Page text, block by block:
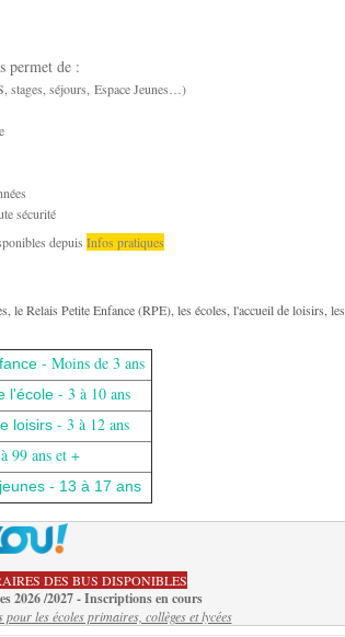
permet de :
stages, séjours, Espace Jeunes…)
sécurité
depuis Infos pratiques
le Relais Petite Enfance (RPE), les écoles, l'accueil de loisirs, les
- Moins de 3 ans
l'école- 3 à 10 ans
loisirs- 3 à 12 ans
99 ans et +
- 13 à 17 ans
DES BUS DISPONIBLES
2026 /2027 - Inscriptions en cours
pour les écoles primaires, collèges et lycées